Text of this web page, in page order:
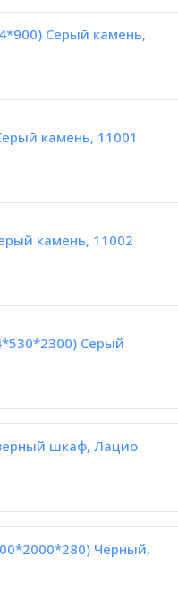
Серый камень,
камень, 11001
камень, 11002
Серый
шкаф, Лацио
Черный,